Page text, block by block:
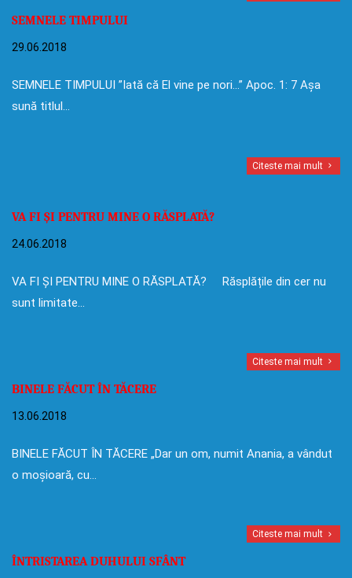
SEMNELE TIMPULUI
29.06.2018
SEMNELE TIMPULUI ”Iată că El vine pe nori…” Apoc. 1: 7 Așa
sună titlul…
Citeste mai mult
VA FI ȘI PENTRU MINE O RĂSPLATĂ?
24.06.2018
VA FI ȘI PENTRU MINE O RĂSPLATĂ? Răsplățile din cer nu
sunt limitate…
Citeste mai mult
BINELE FĂCUT ÎN TĂCERE
13.06.2018
BINELE FĂCUT ÎN TĂCERE „Dar un om, numit Anania, a vândut
o moșioară, cu…
Citeste mai mult
ÎNTRISTAREA DUHULUI SFÂNT